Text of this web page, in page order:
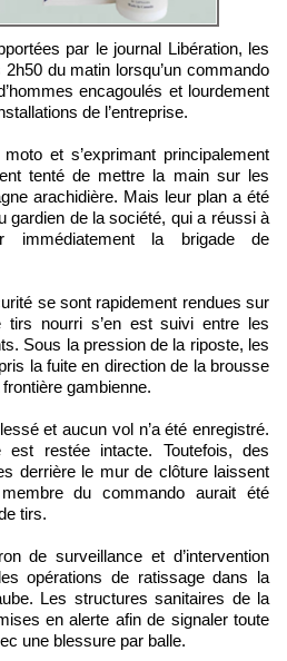
du matin lorsqu’un commando
encagoulés et lourdement
de l’entreprise.
et s’exprimant principalement
tenté de mettre la main sur les
arachidière. Mais leur plan a été
gardien de la société, qui a réussi à
immédiatement la brigade de
se sont rapidement rendues sur
nourri s’en est suivi entre les
Sous la pression de la riposte, les
la fuite en direction de la brousse
gambienne.
et aucun vol n’a été enregistré.
est restée intacte. Toutefois, des
derrière le mur de clôture laissent
du commando aurait été
tirs.
de surveillance et d’intervention
opérations de ratissage dans la
Les structures sanitaires de la
en alerte afin de signaler toute
une blessure par balle.